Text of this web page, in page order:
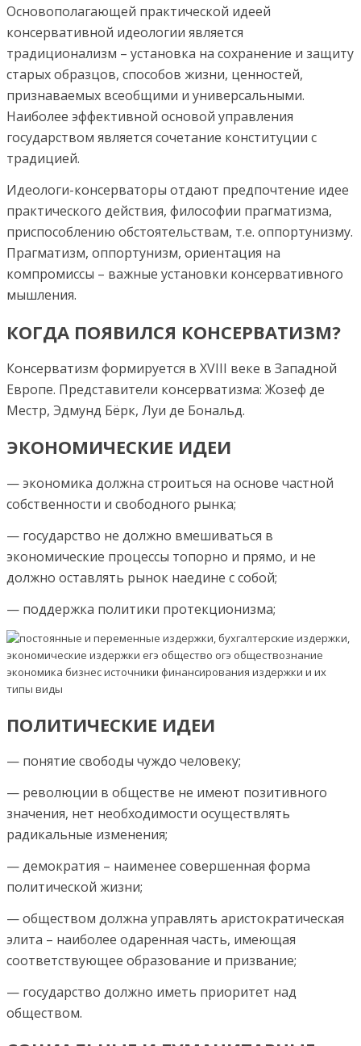
Основополагающей практической идеей
консервативной идеологии является
традиционализм – установка на сохранение и защиту
старых образцов, способов жизни, ценностей,
признаваемых всеобщими и универсальными.
Наиболее эффективной основой управления
государством является сочетание конституции с
традицией.
Идеологи-консерваторы отдают предпочтение идее
практического действия, философии прагматизма,
приспособлению обстоятельствам, т.е. оппортунизму.
Прагматизм, оппортунизм, ориентация на
компромиссы – важные установки консервативного
мышления.
КОГДА ПОЯВИЛСЯ КОНСЕРВАТИЗМ?
Консерватизм формируется в XVIII веке в Западной
Европе. Представители консерватизма: Жозеф де
Местр, Эдмунд Бёрк, Луи де Бональд.
ЭКОНОМИЧЕСКИЕ ИДЕИ
— экономика должна строиться на основе частной
собственности и свободного рынка;
— государство не должно вмешиваться в
экономические процессы топорно и прямо, и не
должно оставлять рынок наедине с собой;
— поддержка политики протекционизма;
ПОЛИТИЧЕСКИЕ ИДЕИ
— понятие свободы чуждо человеку;
— революции в обществе не имеют позитивного
значения, нет необходимости осуществлять
радикальные изменения;
— демократия – наименее совершенная форма
политической жизни;
— обществом должна управлять аристократическая
элита – наиболее одаренная часть, имеющая
соответствующее образование и призвание;
— государство должно иметь приоритет над
обществом.